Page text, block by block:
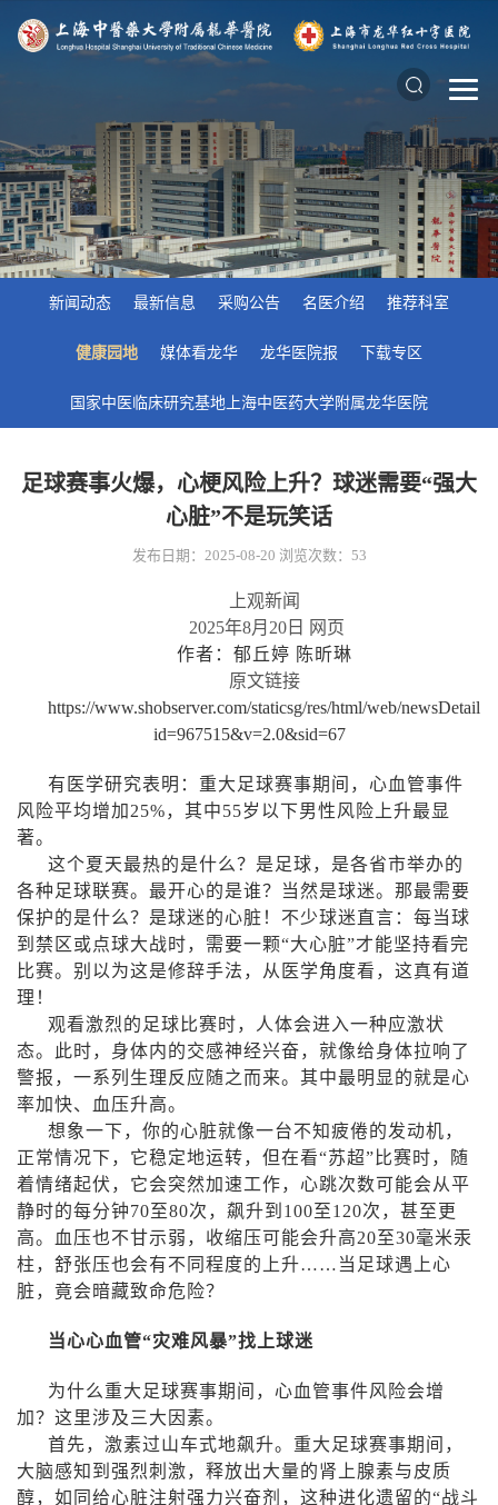
新闻动态 最新信息 采购公告 名医介绍 推荐科室
健康园地 媒体看龙华 龙华医院报 下载专区
国家中医临床研究基地上海中医药大学附属龙华医院
足球赛事火爆，心梗风险上升？球迷需要“强大
心脏”不是玩笑话
发布日期：2025-08-20 浏览次数： 53
上观新闻
2025年8月 20 日
网页
作者：郁丘婷 陈昕琳
原文链接
https://www.shobserver.com/staticsg/res/html/web/
id=967515&v=2.0&sid=67
有医学研究表明：重大足球赛事期间，心血管事件
风险平均增加 25%，其中55岁以下男性风险上升最显
著。
这个夏天最热的是什么？是足球，是各省市举办的
各种足球联赛。最开心的是谁？当然是球迷。那最需要
保护的是什么？是球迷的心脏！不少球迷直言：每当球
到禁区或点球大战时，需要一颗“大心脏”才能坚持看完
比赛。别以为这是修辞手法，从医学角度看，这真有道
理！
观看激烈的足球比赛时，人体会进入一种应激状
态。此时，身体内的交感神经兴奋，就像给身体拉响了
警报，一系列生理反应随之而来。其中最明显的就是心
率加快、血压升高。
想象一下，你的心脏就像一台不知疲倦的发动机，
正常情况下，它稳定地运转，但在看“苏超”比赛时，随
着情绪起伏，它会突然加速工作，心跳次数可能会从平
静时的每分钟70至80次，飙升到 100至120次，甚至更
高。血压也不甘示弱，收缩压可能会升高20至30毫米汞
柱，舒张压也会有不同程度的上升……当足球遇上心
脏，竟会暗藏致命危险？
当心心血管“灾难风暴”找上球迷
为什么重大足球赛事期间，心血管事件风险会增
加？这里涉及三大因素。
首先，激素过山车式地飙升。重大足球赛事期间，
大脑感知到强烈刺激，释放出大量的肾上腺素与皮质
醇，如同给心脏注射强力兴奋剂，这种进化遗留的“战斗